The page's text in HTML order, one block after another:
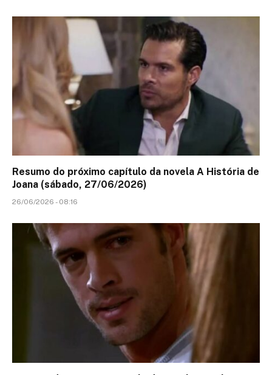
Resumo do próximo capítulo da novela A História de
Joana (sábado, 27/06/2026)
26/06/2026 - 08:16